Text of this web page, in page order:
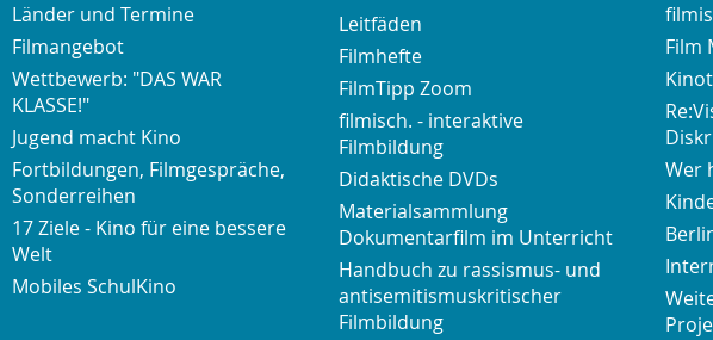
Länder und Termine
Filmangebot
Wettbewerb: "DAS WAR
KLASSE!"
Jugend macht Kino
Fortbildungen, Filmgespräche,
Sonderreihen
17 Ziele - Kino für eine bessere
Welt
Mobiles SchulKino
Leitfäden
Filmhefte
FilmTipp Zoom
filmisch. - interaktive
Filmbildung
Didaktische DVDs
Materialsammlung
Dokumentarfilm im Unterricht
Handbuch zu rassismus- und
antisemitismuskritischer
Filmbildung
Film
Wer